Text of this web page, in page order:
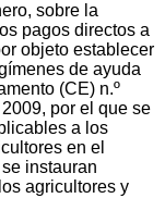
sobre la
pagos directos a
objeto establecer
de ayuda
(CE) n.º
por el que se
a los
en el
instauran
agricultores y